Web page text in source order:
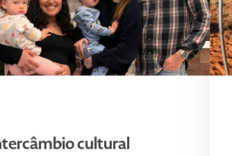
cultural